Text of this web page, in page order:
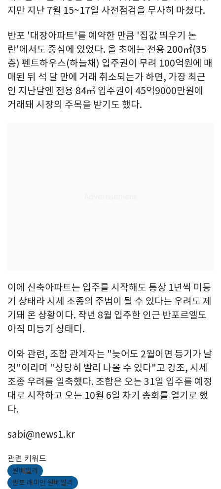
지만 지난 7월 15~17일 사전점검을 무사히 마쳤다.
반포 '대장아파트'를 예약한 만큼 '집값 띄우기 논
란'에서도 중심에 있었다. 올 초에는 전용 200㎡(35
층) 펜트하우스(하늘채) 입주권이 무려 100억원에 매
매된 뒤 석 달 만에 거래 취소되는가 하면, 가장 최근
인 지난달엔 전용 84㎡ 입주권이 45억9000만원에
거래돼 시장의 주목을 받기도 했다.
이에 신축아파트는 입주를 시작해도 통상 1년씩 미등
기 상태라 시세 조종의 주범이 될 수 있다는 우려도 제
기돼 온 상황이다. 작년 8월 입주한 인근 반포르엘도
아직 미등기 상태다.
이와 관련, 조합 관계자는 "늦어도 2월이면 등기가 날
것"이라며 "상당히 빨리 나올 수 있다"고 강조, 시세
조종 우려를 일축했다. 조합은 오는 31일 입주를 예정
대로 시작하고 오는 10월 6일 차기 총회를 열기로 했
다.
sabi@news1.kr
관련 키워드
원베일리
반포 래미안 원베일리